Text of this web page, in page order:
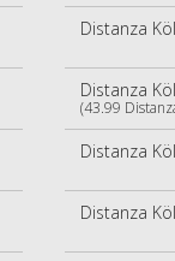
Distanza
Distanza
(43.99
Distanza
Distanza